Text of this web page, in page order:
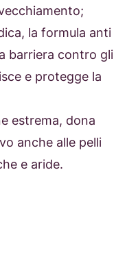
la formula anti
barriera contro gli
e protegge la
estrema, dona
anche alle pelli
e aride.